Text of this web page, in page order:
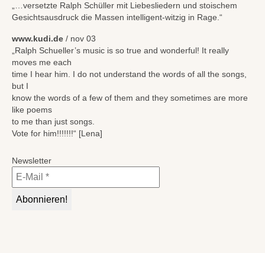
„…versetzte Ralph Schüller mit Liebesliedern und stoischem
Gesichtsausdruck die Massen intelligent-witzig in Rage.“
www.kudi.de / nov 03
„Ralph Schueller’s music is so true and wonderful! It really
moves me each
time I hear him. I do not understand the words of all the songs,
but I
know the words of a few of them and they sometimes are more
like poems
to me than just songs.
Vote for him!!!!!!!“ [Lena]
Newsletter